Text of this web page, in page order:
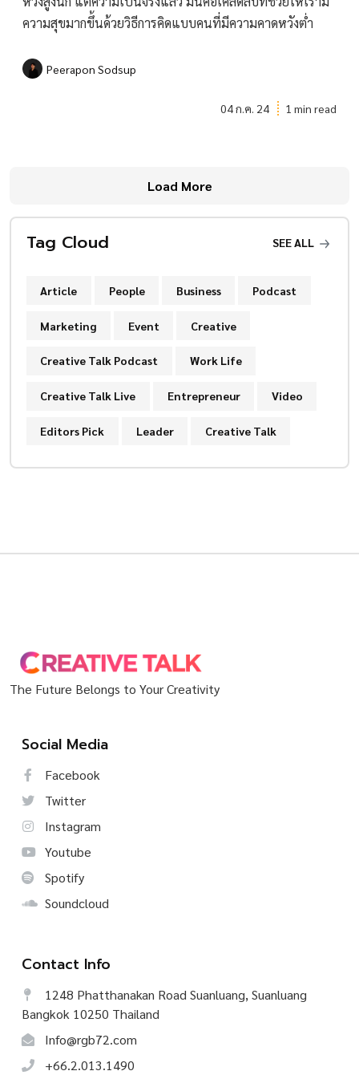
ความสุขมากขึ้นด้วยวิธีการคิดแบบคนที่มีความคาดหวังต่ำ
Peerapon Sodsup
04 ก.ค. 24 1 min read
Load More
Tag Cloud SEE ALL
Article People Business Podcast
Marketing Event Creative
Creative Talk Podcast Work Life
Creative Talk Live Entrepreneur Video
Editors Pick Leader Creative Talk
The Future Belongs to Your Creativity
Social Media
Facebook
Twitter
Instagram
Youtube
Spotify
Soundcloud
Contact Info
1248 Phatthanakan Road Suanluang, Suanluang
Bangkok 10250 Thailand
Info@rgb72.com
+66.2.013.1490